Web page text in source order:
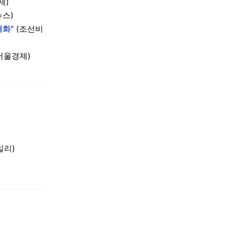
스)
화" (조선비
경제)
리)